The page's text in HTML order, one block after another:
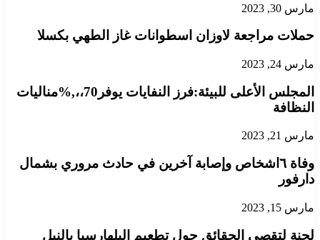
مارس 30, 2023
حملات مراجعة لاوزان اسطوانات غاز الطهي بكسلا
مارس 24, 2023
المجلس الأعلى للبيئة:فرز النفايات يوفر70،،,%مناليات
النظافة
مارس 21, 2023
وفاة ٦اشخاص وإصابة آخرين في حادث مروري بشمال
دارفور
مارس 15, 2023
لجنة لتقصي الحقائق حول تطعيم البلهارسيا بالنيل